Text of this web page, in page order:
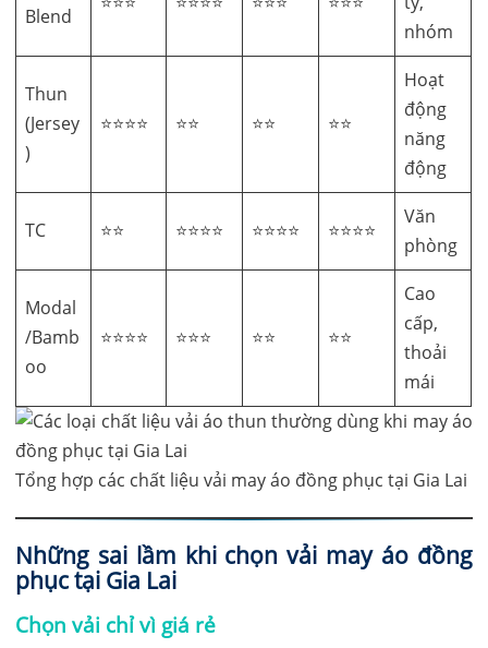
Blend
nhóm
Thun
(Jersey
)
⭐⭐⭐⭐ ⭐⭐ ⭐⭐ ⭐⭐
Hoạt
động
năng
động
TC ⭐⭐ ⭐⭐⭐⭐ ⭐⭐⭐⭐ ⭐⭐⭐⭐
Văn
phòng
Modal
/Bamb
oo
⭐⭐⭐⭐ ⭐⭐⭐ ⭐⭐ ⭐⭐
Cao
cấp,
thoải
mái
Tổng hợp các chất liệu vải may áo đồng phục tại Gia Lai
Những sai lầm khi chọn vải may áo đồng
phục tại Gia Lai
Chọn vải chỉ vì giá rẻ